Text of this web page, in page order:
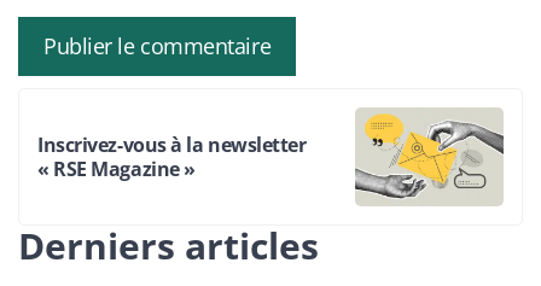
Inscrivez-vous à la newsletter
« RSE Magazine »
Derniers articles